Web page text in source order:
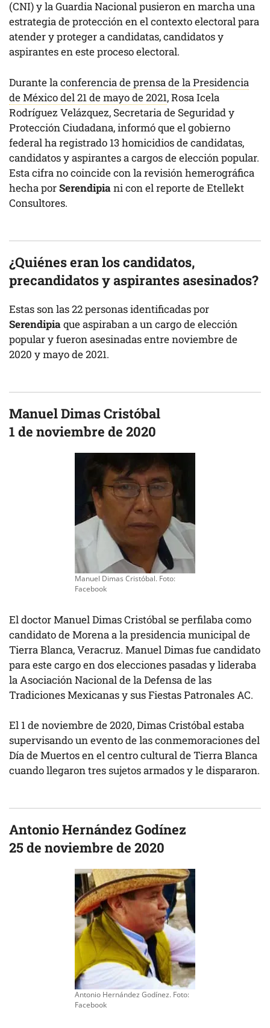
(CNI) y la Guardia Nacional pusieron en marcha una
estrategia de protección en el contexto electoral para
atender y proteger a candidatas, candidatos y
aspirantes en este proceso electoral.
Durante la conferencia de prensa de la Presidencia
de México del 21 de mayo de 2021, Rosa Icela
Rodríguez Velázquez, Secretaria de Seguridad y
Protección Ciudadana, informó que el gobierno
federal ha registrado 13 homicidios de candidatas,
candidatos y aspirantes a cargos de elección popular.
Esta cifra no coincide con la revisión hemerográfica
hecha porSerendipiani con el reporte de Etellekt
Consultores.
¿Quiénes eran los candidatos,
precandidatos y aspirantes asesinados?
Estas son las 22 personas identificadas por
Serendipiaque aspiraban a un cargo de elección
popular y fueron asesinadas entre noviembre de
2020 y mayo de 2021.
Manuel Dimas Cristóbal
1 de noviembre de 2020
Manuel Dimas Cristóbal. Foto:
Facebook
El doctor Manuel Dimas Cristóbal se perfilaba como
candidato de Morena a la presidencia municipal de
Tierra Blanca, Veracruz. Manuel Dimas fue candidato
para este cargo en dos elecciones pasadas y lideraba
la Asociación Nacional de la Defensa de las
Tradiciones Mexicanas y sus Fiestas Patronales AC.
El 1 de noviembre de 2020, Dimas Cristóbal estaba
supervisando un evento de las conmemoraciones del
Día de Muertos en el centro cultural de Tierra Blanca
cuando llegaron tres sujetos armados y le dispararon.
Antonio Hernández Godínez
25 de noviembre de 2020
Antonio Hernández Godínez. Foto:
Facebook